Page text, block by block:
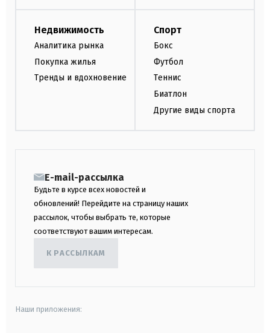
Недвижимость
Аналитика рынка
Покупка жилья
Тренды и вдохновение
Спорт
Бокс
Футбол
Теннис
Биатлон
Другие виды спорта
E-mail-рассылка
Будьте в курсе всех новостей и
обновлений! Перейдите на страницу наших
рассылок, чтобы выбрать те, которые
соответствуют вашим интересам.
К РАССЫЛКАМ
Наши приложения: